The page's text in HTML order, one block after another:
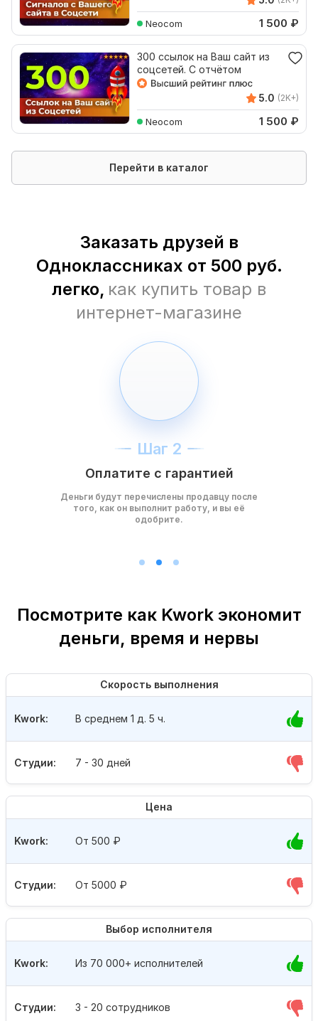
Neocom 1 500 ₽
300 ссылок на Ваш сайт из
соцсетей. С отчётом
5.0 (2K+)
Neocom 1 500 ₽
Перейти в каталог
Заказать друзей в
Одноклассниках от 500 руб.
легко, как купить товар в
интернет-магазине
Шаг 2
Оплатите с гарантией
Деньги будут перечислены продавцу после
того, как он выполнит работу, и вы её
одобрите.
Посмотрите как Kwork экономит
деньги, время и нервы
Скорость выполнения
Студии: 7 - 30 дней
Kwork: В среднем 1 д. 5 ч.
Цена
Студии: От 5000 ₽
Kwork: От 500 ₽
Выбор исполнителя
Студии: 3 - 20 сотрудников
Kwork: Из 70 000+ исполнителей